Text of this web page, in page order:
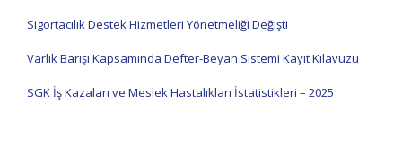
Sigortacılık Destek Hizmetleri Yönetmeliği Değişti
Varlık Barışı Kapsamında Defter-Beyan Sistemi Kayıt Kılavuzu
SGK İş Kazaları ve Meslek Hastalıkları İstatistikleri – 2025